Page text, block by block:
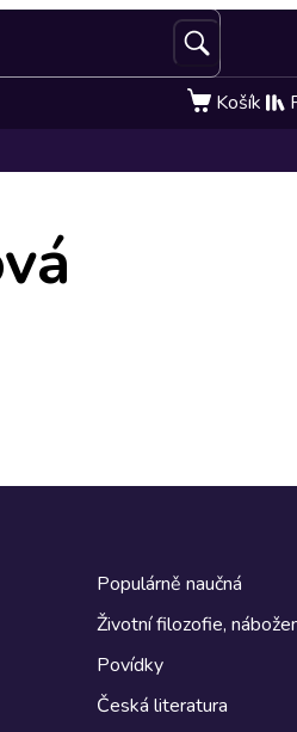
Košík
Populárně naučná
Životní filozofie,
Povídky
Česká literatura